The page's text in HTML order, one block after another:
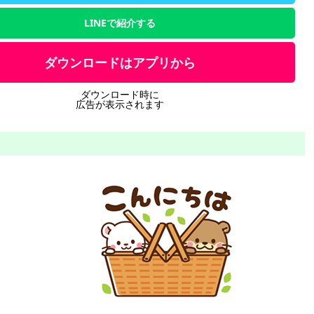
LINEで紹介する
ダウンロードはアプリから
ダウンロード時に
広告が表示されます